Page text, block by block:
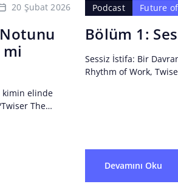
20 Şubat 2026
kimin elinde
The
Podcast Future
Bölüm 1:
Sessiz İstifa: Bir
Rhythm of Work,
Devamını Oku